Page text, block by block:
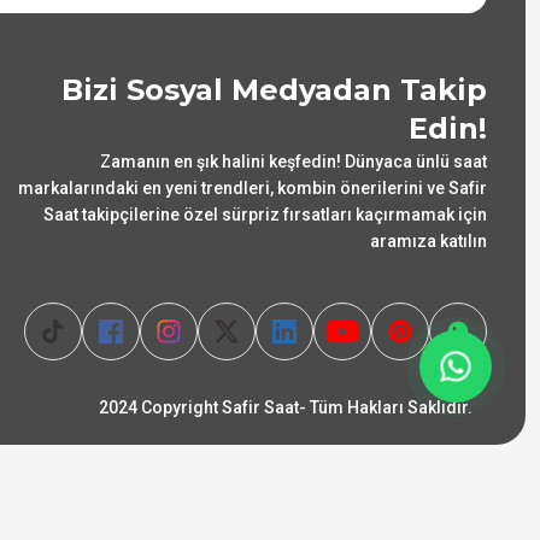
Bizi Sosyal Medyadan Takip
Edin!
Zamanın en şık halini keşfedin! Dünyaca ünlü saat
markalarındaki en yeni trendleri, kombin önerilerini ve Safir
Saat takipçilerine özel sürpriz fırsatları kaçırmamak için
aramıza katılın
2024 Copyright Safir Saat- Tüm Hakları Saklıdır.